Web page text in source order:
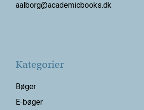
aalborg@academicbooks.dk
Kategorier
Bøger
E-bøger